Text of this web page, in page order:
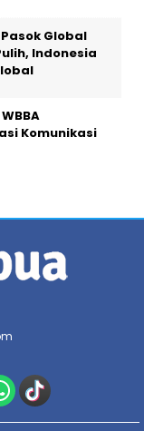
Global
Indonesia
Komunikasi